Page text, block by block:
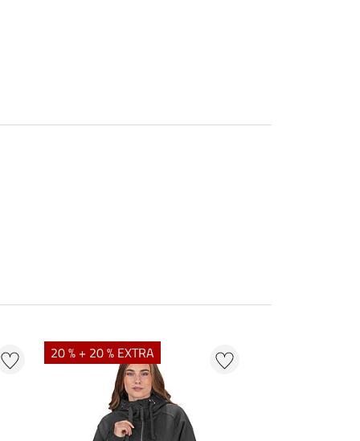
20 % + 20 % EXTRA